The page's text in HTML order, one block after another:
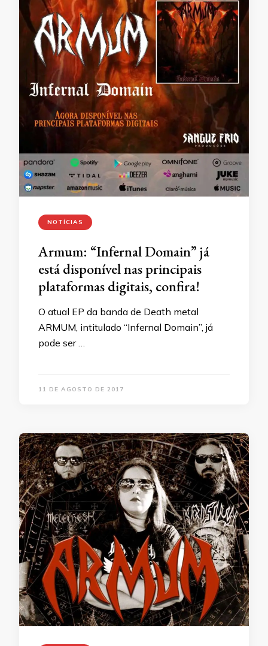
NOTÍCIAS
Armum: “Infernal Domain” já
está disponível nas principais
plataformas digitais, confira!
O atual EP da banda de Death metal
ARMUM, intitulado “Infernal Domain”, já
pode ser …
11 DE AGOSTO DE 2017